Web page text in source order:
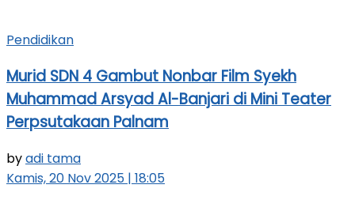
Pendidikan
Murid SDN 4 Gambut Nonbar Film Syekh
Muhammad Arsyad Al-Banjari di Mini Teater
Perpsutakaan Palnam
byadi tama
Kamis, 20 Nov 2025 | 18:05